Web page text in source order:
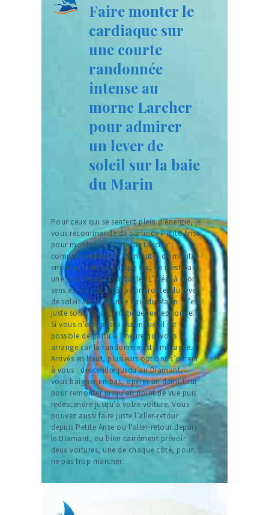
Faire monter le
cardiaque sur
une courte
randonnée
intense au
morne Larcher
pour admirer
un lever de
soleil sur la baie
du Marin
Pour ceux qui se sentent plein d’énergie, je
vous recommande de partir de Petite Anse
pour monter sur le morne Larcher :
comptez seulement 45 minutes de montée
environ, mais ça grimpe sec, ce n’est pas
une promenade tranquille ! L’idéal à mon
sens est de partir tôt pour profiter du lever
de soleil sur la grande baie du Marin : c’est
juste somptueux, magique, exceptionnel !
Si vous n’êtes pas si matinaux, il est
possible de partir à l’heure qui vous
arrange car la randonnée est ombragée.
Arrivés en haut, plusieurs options s’offrent
à vous : descendre jusqu’au Diamant,
vous baigner en bas, opérer un demi-tour
pour remonter jusqu’au point de vue puis
redescendre jusqu’à votre voiture. Vous
pouvez aussi faire juste l’aller-retour
depuis Petite Anse ou l’aller-retour depuis
le Diamant, ou bien carrément prévoir
deux voitures, une de chaque côté, pour
ne pas trop marcher.